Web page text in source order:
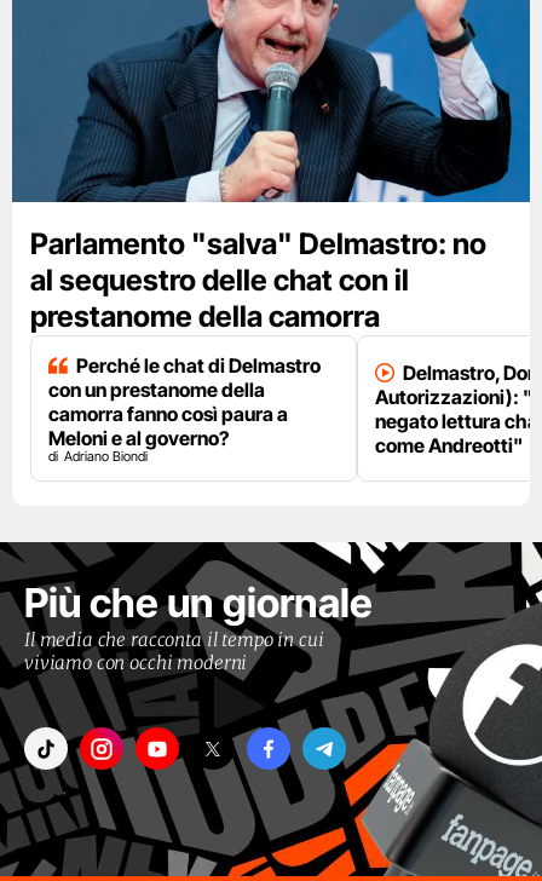
Parlamento "salva" Delmastro: no
al sequestro delle chat con il
prestanome della camorra
Perché le chat di Delmastro
con un prestanome della
camorra fanno così paura a
Meloni e al governo?
Adriano Biondi
Delmastro,
Autorizzazioni):
negato lettura
come Andreotti"
Più che un giornale
Il media che racconta il tempo in cui
viviamo con occhi moderni